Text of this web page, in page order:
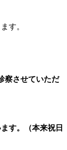
す。
察させていただ
す。（本来祝日